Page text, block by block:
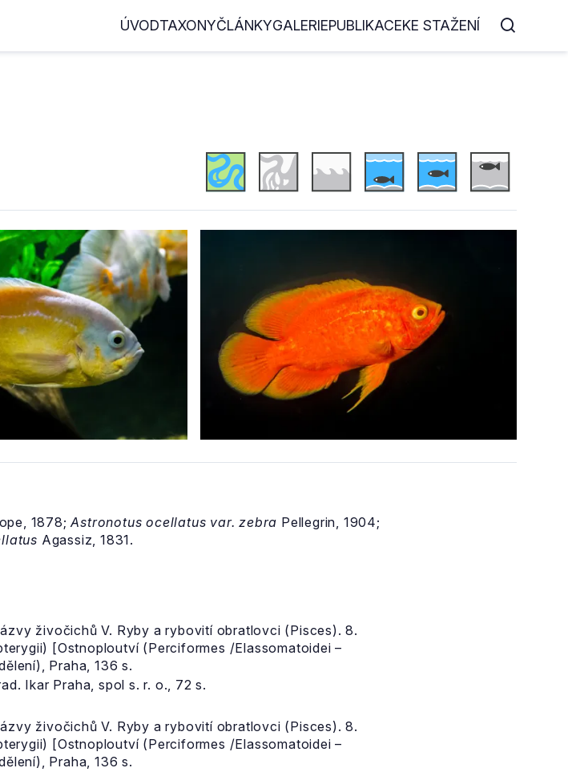
ÚVODTAXONYČLÁNKYGALERIEPUBLIKACEKE STAŽENÍ
"Red Chilli"
1878;Astronotus ocellatus var. zebra Pellegrin, 1904;
Agassiz, 1831.
živočichů V. Ryby a rybovití obratlovci (Pisces). 8.
[Ostnoploutví (Perciformes /Elassomatoidei –
Praha, 136 s.
Ikar Praha, spol s. r. o., 72 s.
živočichů V. Ryby a rybovití obratlovci (Pisces). 8.
[Ostnoploutví (Perciformes /Elassomatoidei –
Praha, 136 s.